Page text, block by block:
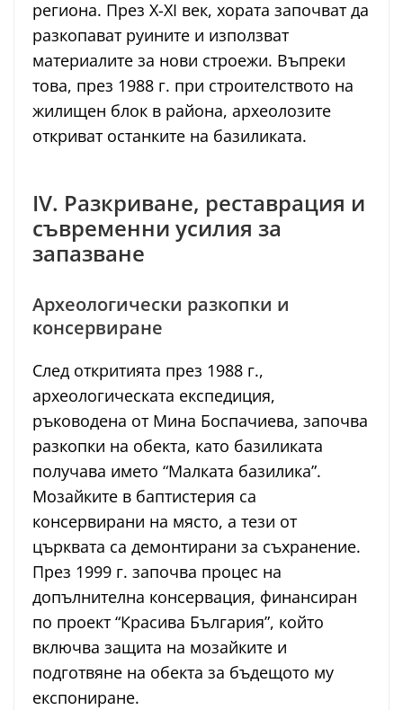
региона. През X-XI век, хората започват да
разкопават руините и използват
материалите за нови строежи. Въпреки
това, през 1988 г. при строителството на
жилищен блок в района, археолозите
откриват останките на базиликата.
IV. Разкриване, реставрация и
съвременни усилия за
запазване
Археологически разкопки и
консервиране
След откритията през 1988 г.,
археологическата експедиция,
ръководена от Мина Боспачиева, започва
разкопки на обекта, като базиликата
получава името “Малката базилика”.
Мозайките в баптистерия са
консервирани на място, а тези от
църквата са демонтирани за съхранение.
През 1999 г. започва процес на
допълнителна консервация, финансиран
по проект “Красива България”, който
включва защита на мозайките и
подготвяне на обекта за бъдещото му
експониране.